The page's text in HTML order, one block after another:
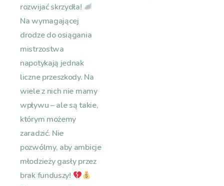
rozwijać skrzydła!
Na wymagającej
drodze do osiągania
mistrzostwa
napotykają jednak
liczne przeszkody. Na
wiele z nich nie mamy
wpływu – ale są takie,
którym możemy
zaradzić. Nie
pozwólmy, aby ambicje
młodzieży gasły przez
brak funduszy!